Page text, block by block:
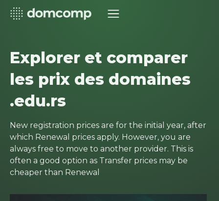
Explorer et comparer
les prix des domaines
.edu.rs
New registration prices are for the initial year, after
which Renewal prices apply. However, you are
always free to move to another provider. This is
often a good option as Transfer prices may be
cheaper than Renewal